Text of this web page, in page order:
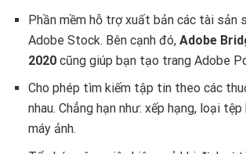
Phần mềm hỗ trợ xuất bản các tài sản
Adobe Stock. Bên cạnh đó, Adobe
2020 cũng giúp bạn tạo trang Adobe
Cho phép tìm kiếm tập tin theo các
nhau. Chẳng hạn như: xếp hạng, loại
máy ảnh.